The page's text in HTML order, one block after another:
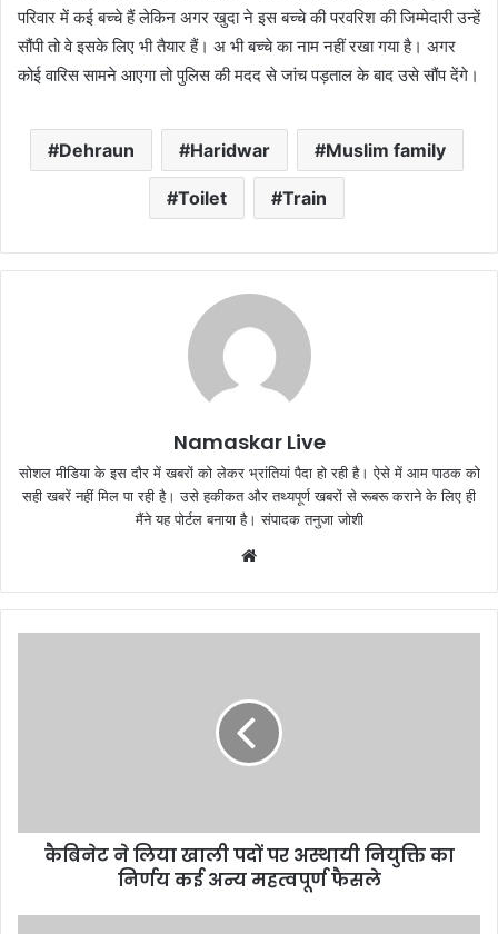
परिवार में कई बच्चे हैं लेकिन अगर खुदा ने इस बच्चे की परवरिश की जिम्मेदारी उन्हें
सौंपी तो वे इसके लिए भी तैयार हैं। अ भी बच्चे का नाम नहीं रखा गया है। अगर
कोई वारिस सामने आएगा तो पुलिस की मदद से जांच पड़ताल के बाद उसे सौंप देंगे।
Dehraun Haridwar Muslim family
Toilet Train
Namaskar Live
सोशल मीडिया के इस दौर में खबरों को लेकर भ्रांतियां पैदा हो रही है। ऐसे में आम पाठक को
सही खबरें नहीं मिल पा रही है। उसे हकीकत और तथ्यपूर्ण खबरों से रूबरू कराने के लिए ही
मैंने यह पोर्टल बनाया है। संपादक तनुजा जोशी
b
s
e
कैबिनेट ने लिया खाली पदों पर अस्थायी नियुक्ति का
निर्णय कई अन्य महत्वपूर्ण फैसले